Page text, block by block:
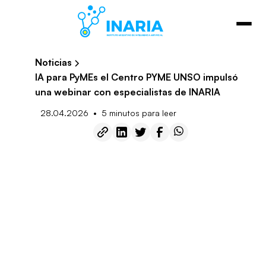
Noticias
IA para PyMEs el Centro PYME UNSO impulsó
una webinar con especialistas de INARIA
28.04.2026 • 5 minutos para leer